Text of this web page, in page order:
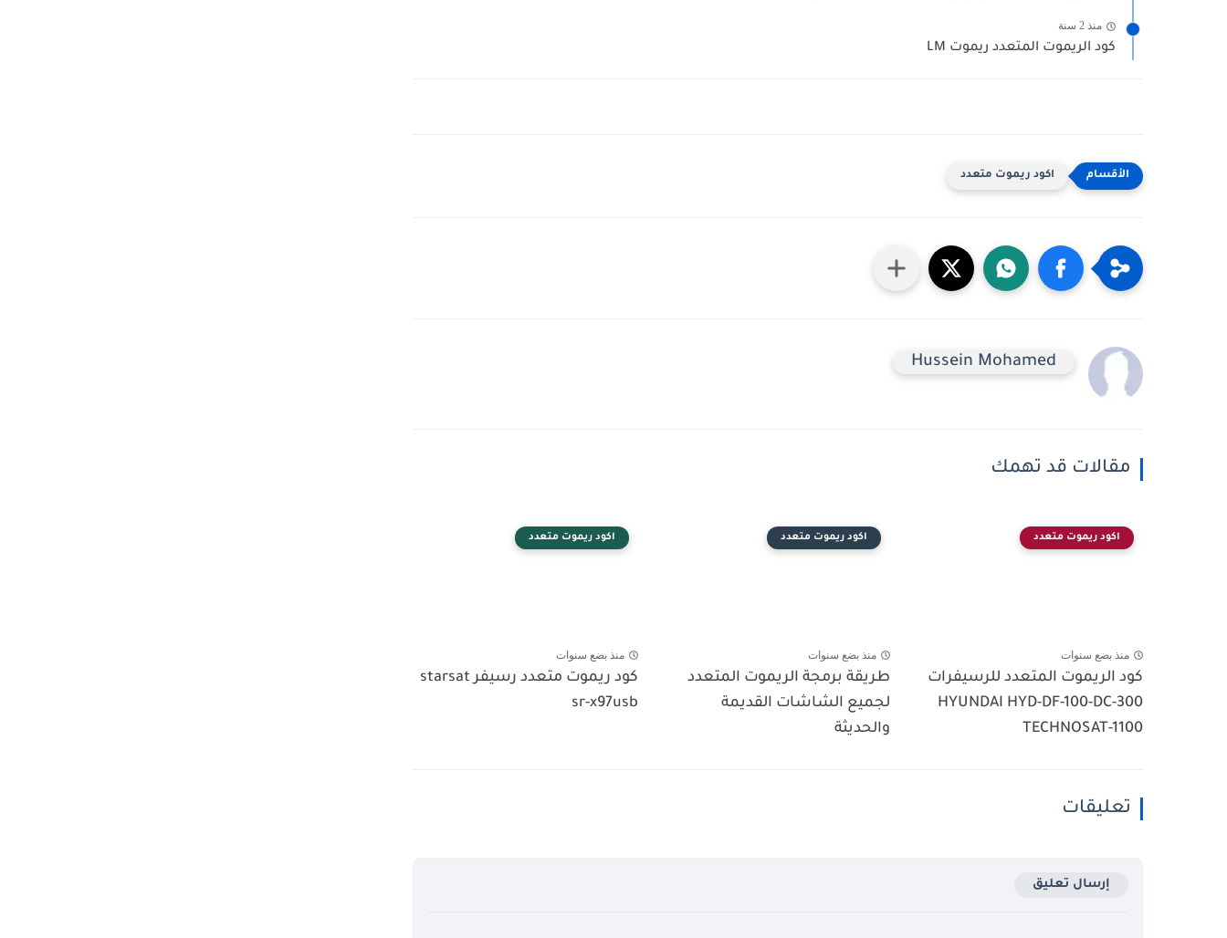
منذ 2 سنة
كود الريموت المتعدد ريموت LM
اكود ريموت متعدد
Hussein Mohamed
مقالات قد تهمك
اكود ريموت متعدد
منذ بضع سنوات
كود الريموت المتعدد للرسيفرات
HYUNDAI HYD-DF-100-DC-300
TECHNOSAT-1100
اكود ريموت متعدد
منذ بضع سنوات
طريقة برمجة الريموت المتعدد
لجميع الشاشات القديمة
والحديثة
اكود ريموت متعدد
منذ بضع سنوات
كود ريموت متعدد رسيفر starsat
sr-x97usb
تعليقات
إرسال تعليق